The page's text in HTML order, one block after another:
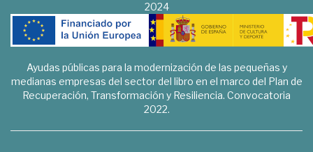
2024
Ayudas públicas para la modernización de las pequeñas y
medianas empresas del sector del libro en el marco del Plan de
Recuperación, Transformación y Resiliencia. Convocatoria
2022.